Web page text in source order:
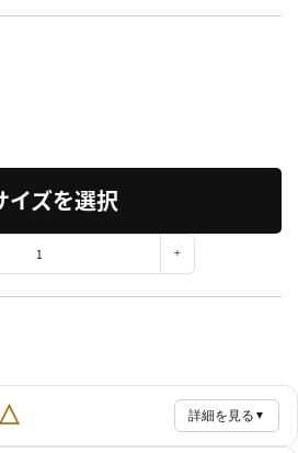
イズを選択
△ 詳細を見る ▼